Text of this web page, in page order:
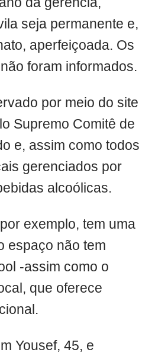
seja permanente e,
aperfeiçoada. Os
foram informados.
por meio do site
Supremo Comitê de
e, assim como todos
gerenciados por
alcoólicas.
exemplo, tem uma
espaço não tem
-assim como o
que oferece
Yousef, 45, e